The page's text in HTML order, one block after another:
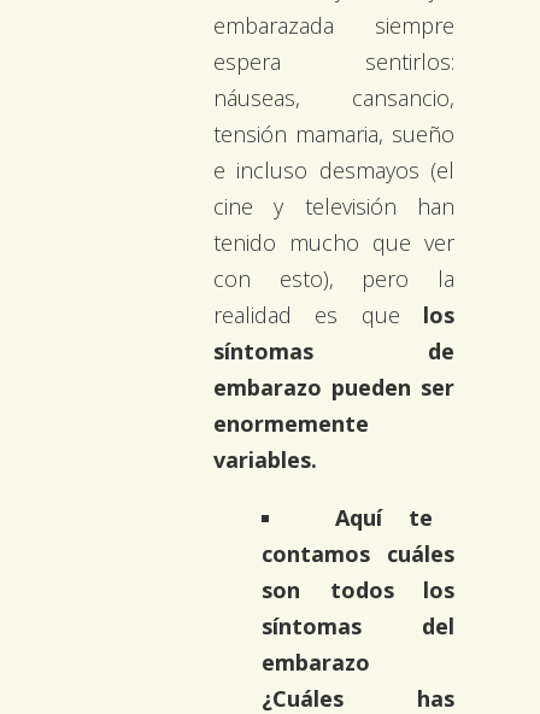
embarazada siempre
espera sentirlos:
náuseas, cansancio,
tensión mamaria, sueño
e incluso desmayos (el
cine y televisión han
tenido mucho que ver
con esto), pero la
realidad es que los
síntomas de
embarazo pueden ser
enormemente
variables.
Aquí te
contamos cuáles
son todos los
síntomas del
embarazo
¿Cuáles has